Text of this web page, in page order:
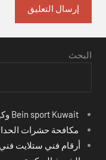
البحث
مكافحة حشرات
أرقام فني ستلايت